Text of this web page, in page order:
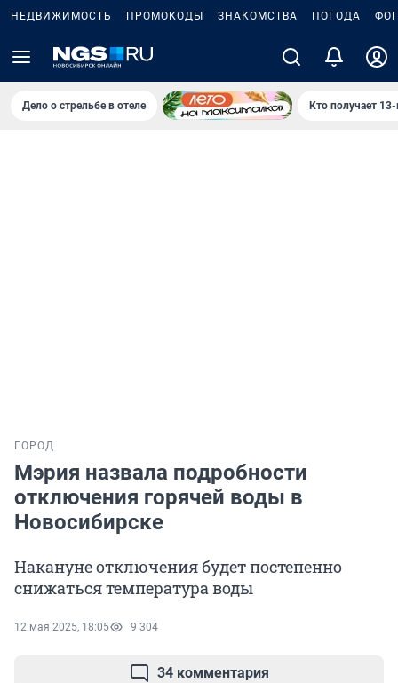
НЕДВИЖИМОСТЬ ПРОМОКОДЫ ЗНАКОМСТВА ПОГОДА
Дело о стрельбе в отеле Кто получает
ГОРОД
Мэрия назвала подробности
отключения горячей воды в
Новосибирске
Накануне отключения будет постепенно
снижаться температура воды
12 мая 2025, 18:05 9 304
34 комментария